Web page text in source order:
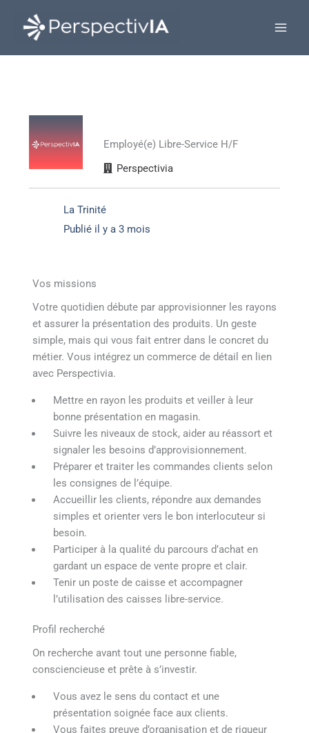
contenu
Employé(e) Libre-Service H/F
Perspectivia
La Trinité
Publié il y a 3 mois
Vos missions
Votre quotidien débute par approvisionner les rayons
et assurer la présentation des produits. Un geste
simple, mais qui vous fait entrer dans le concret du
métier. Vous intégrez un commerce de détail en lien
avec Perspectivia.
Mettre en rayon les produits et veiller à leur
bonne présentation en magasin.
Suivre les niveaux de stock, aider au réassort et
signaler les besoins d’approvisionnement.
Préparer et traiter les commandes clients selon
les consignes de l’équipe.
Accueillir les clients, répondre aux demandes
simples et orienter vers le bon interlocuteur si
besoin.
Participer à la qualité du parcours d’achat en
gardant un espace de vente propre et clair.
Tenir un poste de caisse et accompagner
l’utilisation des caisses libre-service.
Profil recherché
On recherche avant tout une personne fiable,
consciencieuse et prête à s’investir.
Vous avez le sens du contact et une
présentation soignée face aux clients.
Vous faites preuve d’organisation et de rigueur